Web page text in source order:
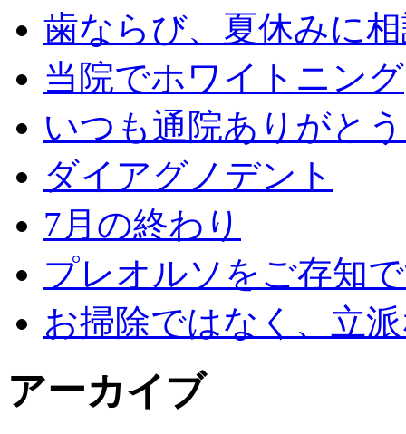
歯ならび、夏休みに
当院でホワイトニング
いつも通院ありがと
ダイアグノデント
7月の終わり
プレオルソをご存知
お掃除ではなく、立
アーカイブ